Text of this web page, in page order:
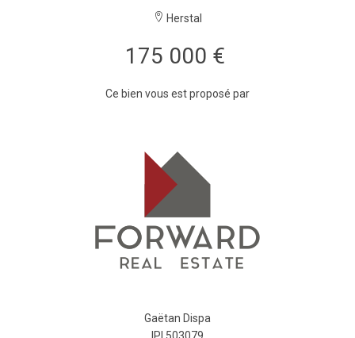
Herstal
175 000 €
Ce bien vous est proposé par
Gaëtan Dispa
IPI 503079